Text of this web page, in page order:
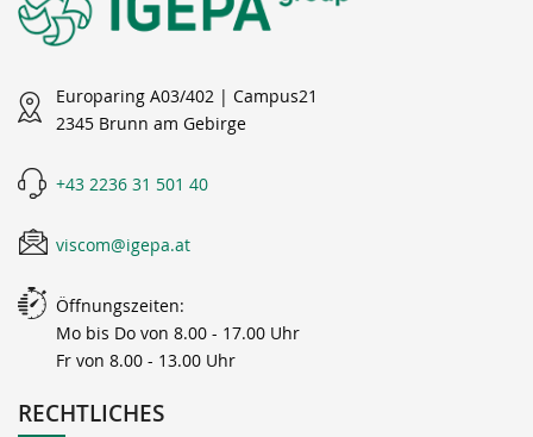
Europaring A03/402 | Campus21
2345 Brunn am Gebirge
+43 2236 31 501 40
viscom@igepa.at
Öffnungszeiten:
Mo bis Do von 8.00 - 17.00 Uhr
Fr von 8.00 - 13.00 Uhr
RECHTLICHES